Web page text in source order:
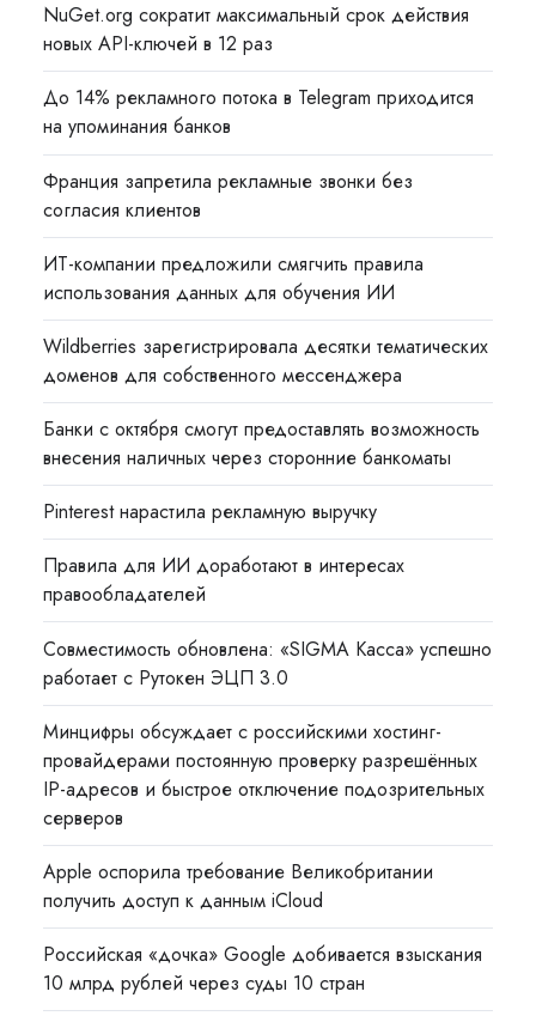
NuGet.org сократит максимальный срок действия
новых API-ключей в 12 раз
До 14% рекламного потока в Telegram приходится
на упоминания банков
Франция запретила рекламные звонки без
согласия клиентов
ИТ-компании предложили смягчить правила
использования данных для обучения ИИ
Wildberries зарегистрировала десятки тематических
доменов для собственного мессенджера
Банки с октября смогут предоставлять возможность
внесения наличных через сторонние банкоматы
Pinterest нарастила рекламную выручку
Правила для ИИ доработают в интересах
правообладателей
Совместимость обновлена: «SIGMA Касса» успешно
работает с Рутокен ЭЦП 3.0
Минцифры обсуждает с российскими хостинг-
провайдерами постоянную проверку разрешённых
IP-адресов и быстрое отключение подозрительных
серверов
Apple оспорила требование Великобритании
получить доступ к данным iCloud
Российская «дочка» Google добивается взыскания
10 млрд рублей через суды 10 стран